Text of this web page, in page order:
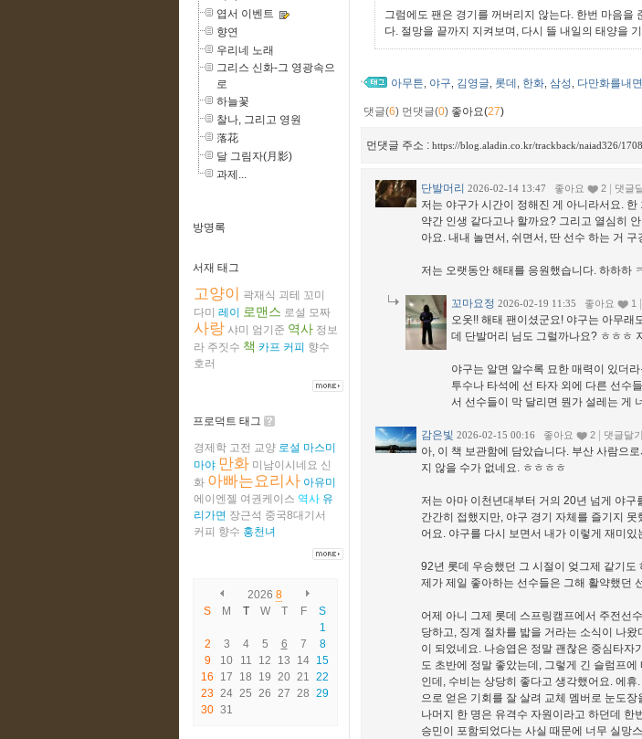
엽서 이벤트
향연
우리네 노래
그리스 신화-그 영광속으
로
하늘꽃
찰나, 그리고 영원
落花
달 그림자(月影)
과제...
방명록
서재 태그
고양이 곽재식 괴테 꼬미
다미 레이 로맨스 로설 모짜
사랑 샤미 엄기준 역사 정보
라 주짓수 책 카프 커피 향수
호러
프로덕트 태그
경제학 고전 교양 로설 마스미
마야 만화 미남이시네요 신
화 아빠는요리사 아유미
에이엔젤 여권케이스 역사 유
리가면 장근석 중국8대기서
커피 향수 홍천녀
2026 8
S
M T W T F
S
1
2
3 4 5 6 7
8
9
10 11 12 13 14 15
16
17 18 19 20 21
22
23 24 25 26 27 28 29
30 31
그럼에도 팬은 경기를 꺼버리지 않는다. 한번 마음을
다. 절망을 끝까지 지켜보며, 다시 뜰 내일의 태양을
아무튼, 야구, 김영글, 롯데 , 한화, 삼성, 다만화를내
댓글(6) 먼댓글(0) 좋아요(27)
먼댓글 주소 : https://blog.aladin.co.kr/trackback/naiad326/
단발머리 2026-02-14 13:47 좋아요 2 댓글
저는 야구가 시간이 정해진 게 아니라서요.
약간 인생 같다고나 할까요? 그리고 열심히
아요. 내내 놀면서, 쉬면서, 딴 선수 하는 거
저는 오랫동안 해태를 응원했습니다. 하하하
꼬마요정 2026-02-19 11:35 좋아요 1
오옷!! 해태 팬이셨군요! 야구는 아무래
데 단발머리 님도 그럴까나요? ㅎㅎㅎ
야구는 알면 알수록 묘한 매력이 있더
투수나 타석에 선 타자 외에 다른 선수
서 선수들이 막 달리면 뭔가 설레는 게
감은빛 2026-02-15 00:16 좋아요 2 댓글달기
아, 이 책 보관함에 담았습니다. 부산 사람으
지 않을 수가 없네요. ㅎㅎㅎㅎ
저는 아마 이천년대부터 거의 20년 넘게 야
간간히 접했지만, 야구 경기 자체를 즐기지
어요. 야구를 다시 보면서 내가 이렇게 재미
92년 롯데 우승했던 그 시절이 엊그제 같기도
제가 제일 좋아하는 선수들은 그해 활약했던
어제 아니 그제 롯데 스프링캠프에서 주전선
당하고, 징계 절차를 밟을 거라는 소식이 나
이 되었네요. 나승엽은 정말 괜찮은 중심타자
도 초반에 정말 좋았는데, 그렇게 긴 슬럼프
인데, 수비는 상당히 좋다고 생각했어요. 에
으로 얻은 기회를 잘 살려 교체 멤버로 눈도
나머지 한 명은 유격수 자원이라고 하던데 한
승민이 포함되었다는 사실 때문에 너무 실망